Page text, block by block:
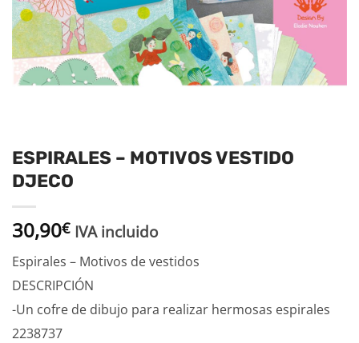
ESPIRALES – MOTIVOS VESTIDO
DJECO
30,90€ IVA incluido
Espirales – Motivos de vestidos
DESCRIPCIÓN
-Un cofre de dibujo para realizar hermosas espirales
2238737